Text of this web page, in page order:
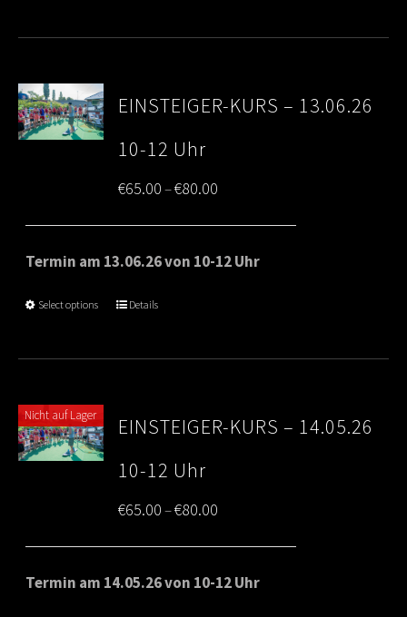
EINSTEIGER-KURS – 13.06.26
10-12 Uhr
€65.00–€80.00
range:
€65.00
Termin am 13.06.26 von 10-12 Uhr
Select options Details
Nicht auf Lager
EINSTEIGER-KURS – 14.05.26
10-12 Uhr
€65.00–€80.00
range:
€65.00
Termin am 14.05.26 von 10-12 Uhr